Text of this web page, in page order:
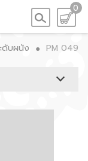
0
ดับผนัง ● PM 049